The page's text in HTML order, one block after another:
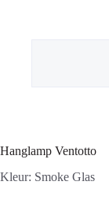
Hanglamp Ventotto
Kleur: Smoke Glas